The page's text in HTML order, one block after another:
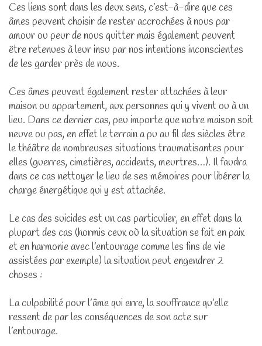
Ces liens sont dans les deux sens, c’est-à-dire que ces
âmes peuvent choisir de rester accrochées à nous par
amour ou peur de nous quitter mais également peuvent
être retenues à leur insu par nos intentions inconscientes
de les garder près de nous.
Ces âmes peuvent également rester attachées à leur
maison ou appartement, aux personnes qui y vivent ou à un
lieu. Dans ce dernier cas, peu importe que notre maison soit
neuve ou pas, en effet le terrain a pu au fil des siècles être
le théâtre de nombreuses situations traumatisantes pour
elles (guerres, cimetières, accidents, meurtres…). Il faudra
dans ce cas nettoyer le lieu de ses mémoires pour libérer la
charge énergétique qui y est attachée.
Le cas des suicides est un cas particulier, en effet dans la
plupart des cas (hormis ceux où la situation se fait en paix
et en harmonie avec l’entourage comme les fins de vie
assistées par exemple) la situation peut engendrer 2
choses :
La culpabilité pour l’âme qui erre, la souffrance qu’elle
ressent de par les conséquences de son acte sur
l’entourage.